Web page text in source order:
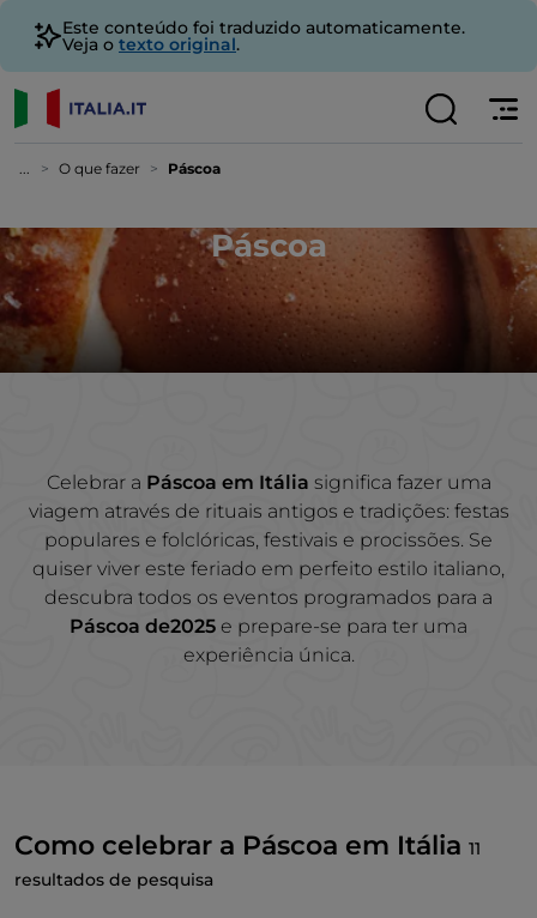
Este conteúdo foi traduzido automaticamente.
Veja o texto original.
... O que fazer Páscoa
Páscoa
Celebrar a Páscoa em Itália significa fazer uma
viagem através de rituais antigos e tradições: festas
populares e folclóricas, festivais e procissões. Se
quiser viver este feriado em perfeito estilo italiano,
descubra todos os eventos programados para a
Páscoa de2025 e prepare-se para ter uma
experiência única.
Como celebrar a Páscoa em Itália 11
resultados de pesquisa